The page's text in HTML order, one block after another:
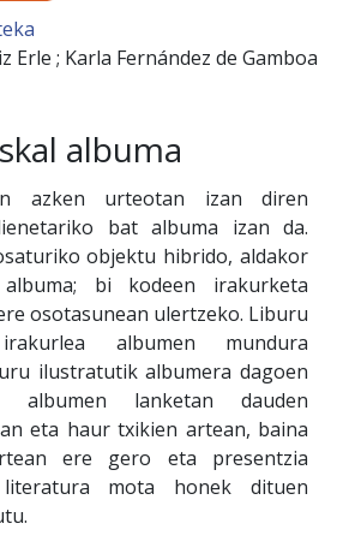
Erle ; Karla Fernández de Gamboa
albuma
azken urteotan izan diren
bat albuma izan da.
objektu hibrido, aldakor
bi kodeen irakurketa
osotasunean ulertzeko. Liburu
albumen mundura
ilustratutik albumera dagoen
albumen lanketan dauden
eta haur txikien artean, baina
ere gero eta presentzia
mota honek dituen